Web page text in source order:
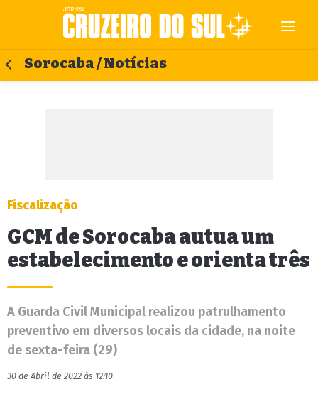
Sorocaba / Notícias
Fiscalização
GCM de Sorocaba autua um
estabelecimento e orienta três
A Guarda Civil Municipal realizou patrulhamento
preventivo em diversos locais da cidade, na noite
de sexta-feira (29)
30 de Abril de 2022 às 12:10